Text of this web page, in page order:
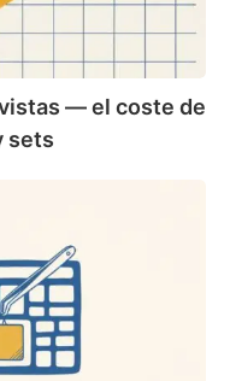
— el coste de
sets